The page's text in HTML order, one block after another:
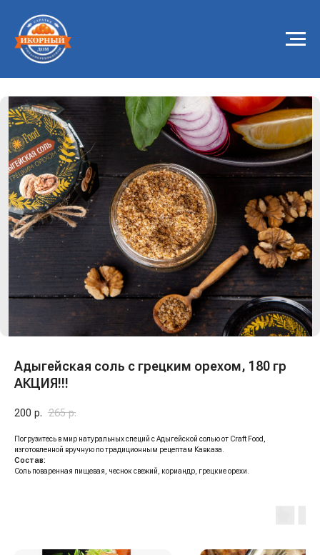
Адыгейская соль с грецким орехом, 180 гр
АКЦИЯ!!!
200 р. 265 р.
Погрузитесь в мир натуральных специй с Адыгейской солью от Craft Food,
изготовленной вручную по традиционным рецептам Кавказа.
Состав:
Соль поваренная пищевая, чеснок свежий, кориандр, грецкие орехи.